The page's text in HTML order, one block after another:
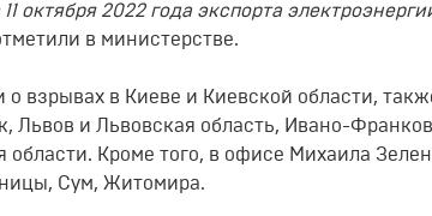
октября 2022 года экспорта
в министерстве.
взрывах в Киеве и Киевской области,
Львов и Львовская область, Ивано-
области. Кроме того, в офисе Михаила
Сум, Житомира.